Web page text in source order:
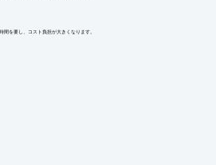
を要し、コスト負担が大きくなります。